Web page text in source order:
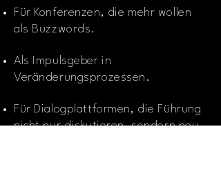
Für Konferenzen, die mehr wollen
als Buzzwords.
Als Impulsgeber in
Veränderungsprozessen.
Für Dialogplattformen, die Führung
nicht nur diskutieren, sondern neu